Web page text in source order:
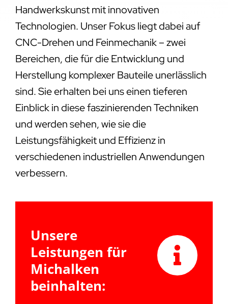
Handwerkskunst mit innovativen
Technologien. Unser Fokus liegt dabei auf
CNC-Drehen und Feinmechanik – zwei
Bereichen, die für die Entwicklung und
Herstellung komplexer Bauteile unerlässlich
sind. Sie erhalten bei uns einen tieferen
Einblick in diese faszinierenden Techniken
und werden sehen, wie sie die
Leistungsfähigkeit und Effizienz in
verschiedenen industriellen Anwendungen
verbessern.
Unsere
Leistungen für
Michalken
beinhalten: